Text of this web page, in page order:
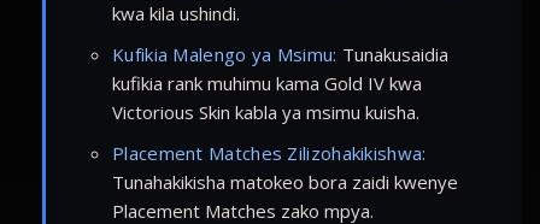
kwa kila ushindi.
Kufikia Malengo ya Msimu: Tunakusaidia
kufikia rank muhimu kama Gold IV kwa
Victorious Skin kabla ya msimu kuisha.
Placement Matches Zilizohakikishwa:
Tunahakikisha matokeo bora zaidi kwenye
Placement Matches zako mpya.